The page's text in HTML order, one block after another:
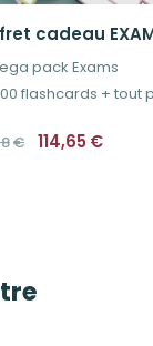
cadeau
pack Exams
€ Le
prix
114,65 €